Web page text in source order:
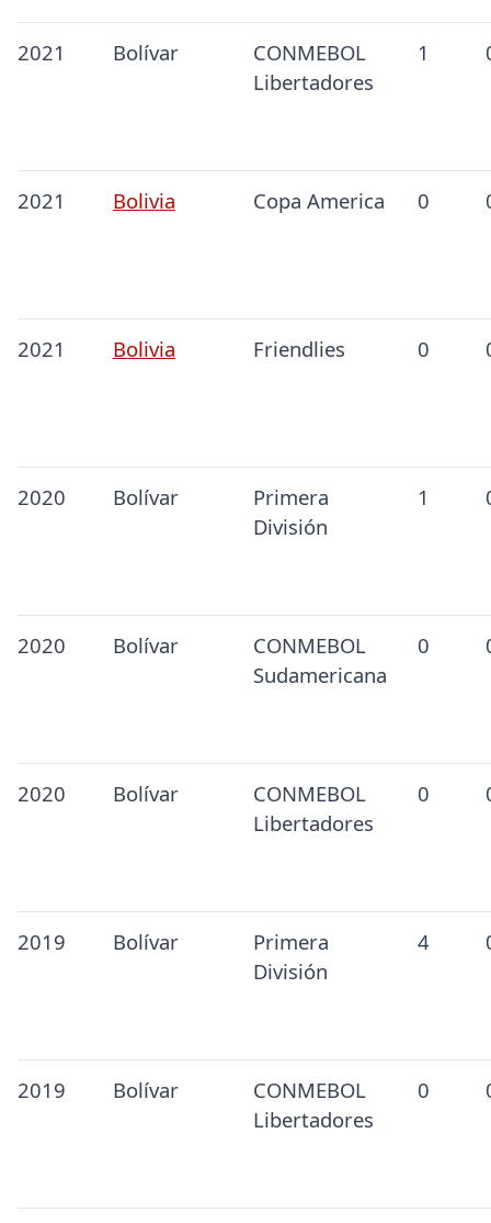
2021 Bolívar
CONMEBOL
Libertadores
1
2021 Bolivia Copa America 0
2021 Bolivia Friendlies 0
2020 Bolívar
Primera
División
1
2020 Bolívar
CONMEBOL
Sudamericana
0
2020 Bolívar
CONMEBOL
Libertadores
0
2019 Bolívar
Primera
División
4
2019 Bolívar
CONMEBOL
Libertadores
0